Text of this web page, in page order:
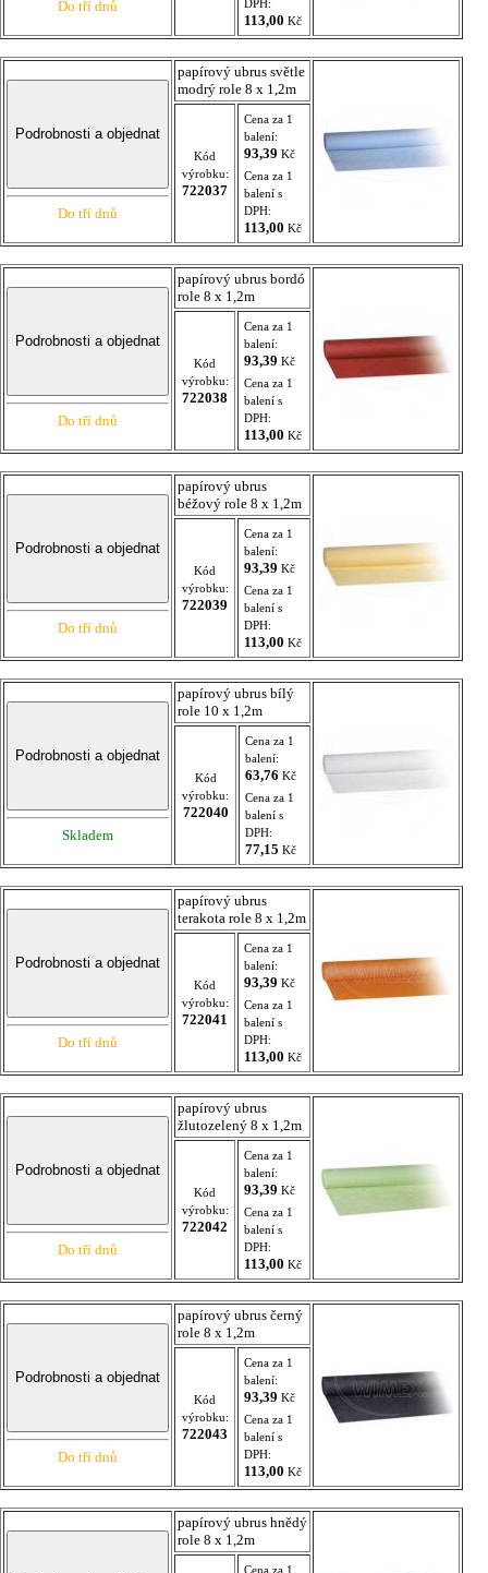
Do tří dnů DPH:
113,00 Kč
Do tří dnů
papírový ubrus světle
modrý role 8 x 1,2m
Kód
výrobku:
722037
Cena za 1
balení:
93,39 Kč
Cena za 1
balení s
DPH:
113,00 Kč
Do tří dnů
papírový ubrus bordó
role 8 x 1,2m
Kód
výrobku:
722038
Cena za 1
balení:
93,39 Kč
Cena za 1
balení s
DPH:
113,00 Kč
Do tří dnů
papírový ubrus
béžový role 8 x 1,2m
Kód
výrobku:
722039
Cena za 1
balení:
93,39 Kč
Cena za 1
balení s
DPH:
113,00 Kč
Skladem
papírový ubrus bílý
role 10 x 1,2m
Kód
výrobku:
722040
Cena za 1
balení:
63,76 Kč
Cena za 1
balení s
DPH:
77,15 Kč
Do tří dnů
papírový ubrus
terakota role 8 x 1,2m
Kód
výrobku:
722041
Cena za 1
balení:
93,39 Kč
Cena za 1
balení s
DPH:
113,00 Kč
Do tří dnů
papírový ubrus
žlutozelený 8 x 1,2m
Kód
výrobku:
722042
Cena za 1
balení:
93,39 Kč
Cena za 1
balení s
DPH:
113,00 Kč
Do tří dnů
papírový ubrus černý
role 8 x 1,2m
Kód
výrobku:
722043
Cena za 1
balení:
93,39 Kč
Cena za 1
balení s
DPH:
113,00 Kč
papírový ubrus hnědý
role 8 x 1,2m
Cena za 1